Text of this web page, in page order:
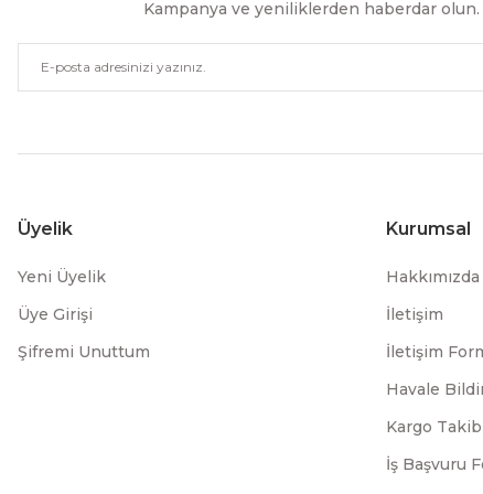
Kampanya ve yeniliklerden haberdar olun.
Üyelik
Yeni Üyelik
Üye Girişi
Şifremi Unuttum
Kurumsal
Hakkımızda
İletişim
İletişim
Havale
Kargo
İş Başvuru